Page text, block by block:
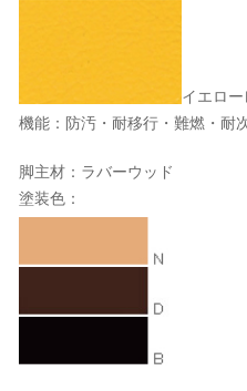
イエロー
機能：防汚・耐移行・難燃・耐
脚主材：ラバーウッド
塗装色：